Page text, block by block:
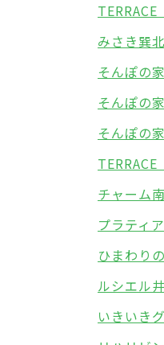
みさき巽北
そんぽの
そんぽの
そんぽの
チャーム
プラティ
ひまわり
ルシエル
いきいき